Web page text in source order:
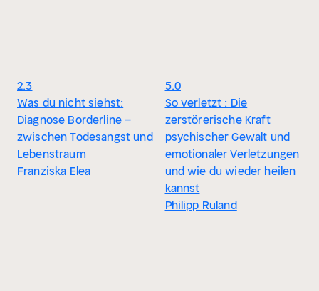
2.3
Was du nicht siehst:
Diagnose Borderline –
zwischen Todesangst und
Lebenstraum
Franziska Elea
5.0
So verletzt : Die
zerstörerische Kraft
psychischer Gewalt und
emotionaler Verletzungen
und wie du wieder heilen
kannst
Philipp Ruland